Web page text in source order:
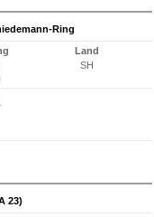
Ring
Land
SH
23)